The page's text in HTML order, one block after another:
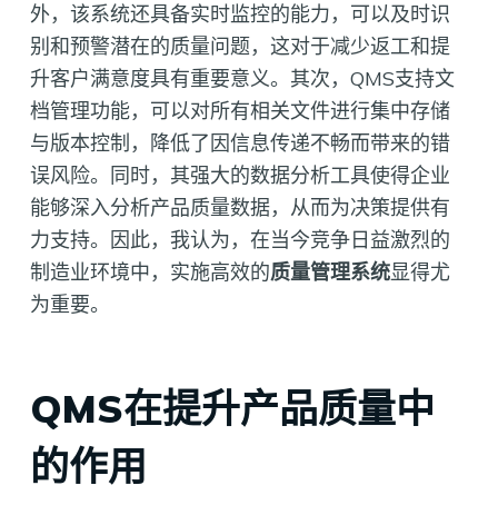
外，该系统还具备实时监控的能力，可以及时识
别和预警潜在的质量问题，这对于减少返工和提
升客户满意度具有重要意义。其次，QMS支持文
档管理功能，可以对所有相关文件进行集中存储
与版本控制，降低了因信息传递不畅而带来的错
误风险。同时，其强大的数据分析工具使得企业
能够深入分析产品质量数据，从而为决策提供有
力支持。因此，我认为，在当今竞争日益激烈的
制造业环境中，实施高效的质量管理系统显得尤
为重要。
QMS在提升产品质量中
的作用